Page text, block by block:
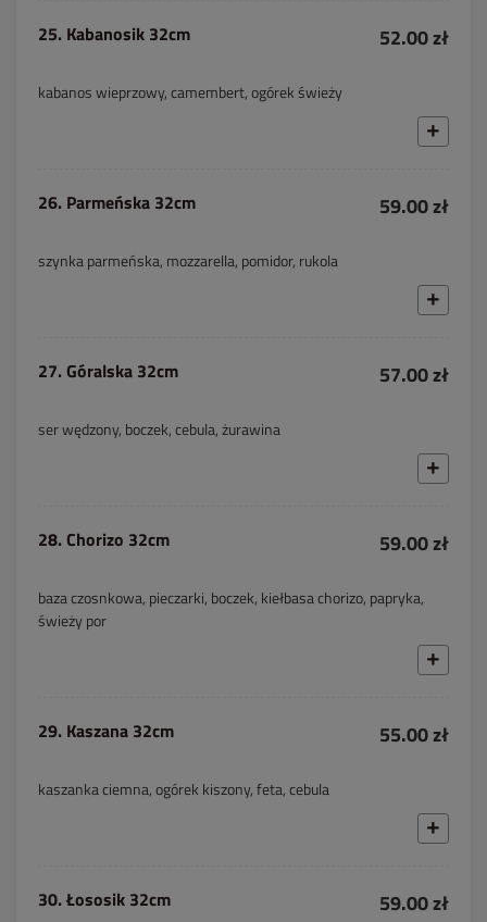
25. Kabanosik 32cm 52.00 zł
kabanos wieprzowy, camembert, ogórek świeży
26. Parmeńska 32cm 59.00 zł
szynka parmeńska, mozzarella, pomidor, rukola
27. Góralska 32cm 57.00 zł
ser wędzony, boczek, cebula, żurawina
28. Chorizo 32cm 59.00 zł
baza czosnkowa, pieczarki, boczek, kiełbasa chorizo, papryka,
świeży por
29. Kaszana 32cm 55.00 zł
kaszanka ciemna, ogórek kiszony, feta, cebula
30. Łososik 32cm 59.00 zł